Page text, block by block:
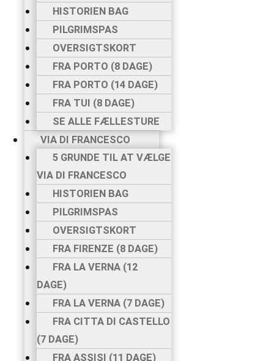
HISTORIEN BAG
PILGRIMSPAS
OVERSIGTSKORT
FRA PORTO (8 DAGE)
FRA PORTO (14 DAGE)
FRA TUI (8 DAGE)
SE ALLE FÆLLESTURE
VIA DI FRANCESCO
5 GRUNDE TIL AT VÆLGE
VIA DI FRANCESCO
HISTORIEN BAG
PILGRIMSPAS
OVERSIGTSKORT
FRA FIRENZE (8 DAGE)
FRA LA VERNA (12
DAGE)
FRA LA VERNA (7 DAGE)
FRA CITTA DI CASTELLO
(7 DAGE)
FRA ASSISI (11 DAGE)